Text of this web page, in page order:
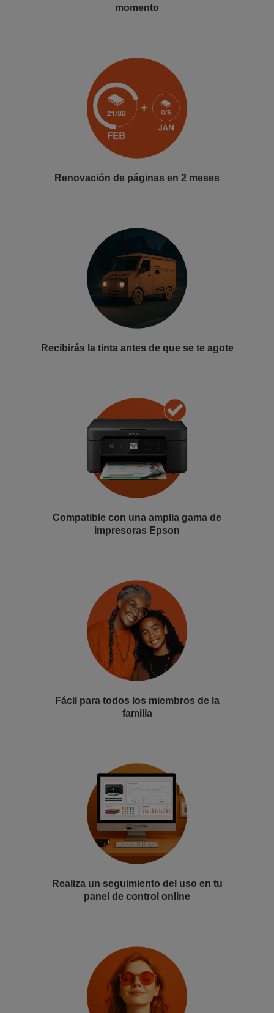
momento
Renovación de páginas en 2 meses
Recibirás la tinta antes de que se te agote
Compatible con una amplia gama de
impresoras Epson
Fácil para todos los miembros de la
familia
Realiza un seguimiento del uso en tu
panel de control online